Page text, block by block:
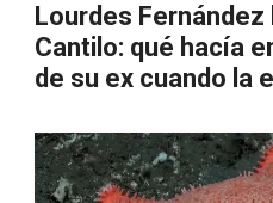
Lourdes Fernández
Cantilo: qué hacía
de su ex cuando la